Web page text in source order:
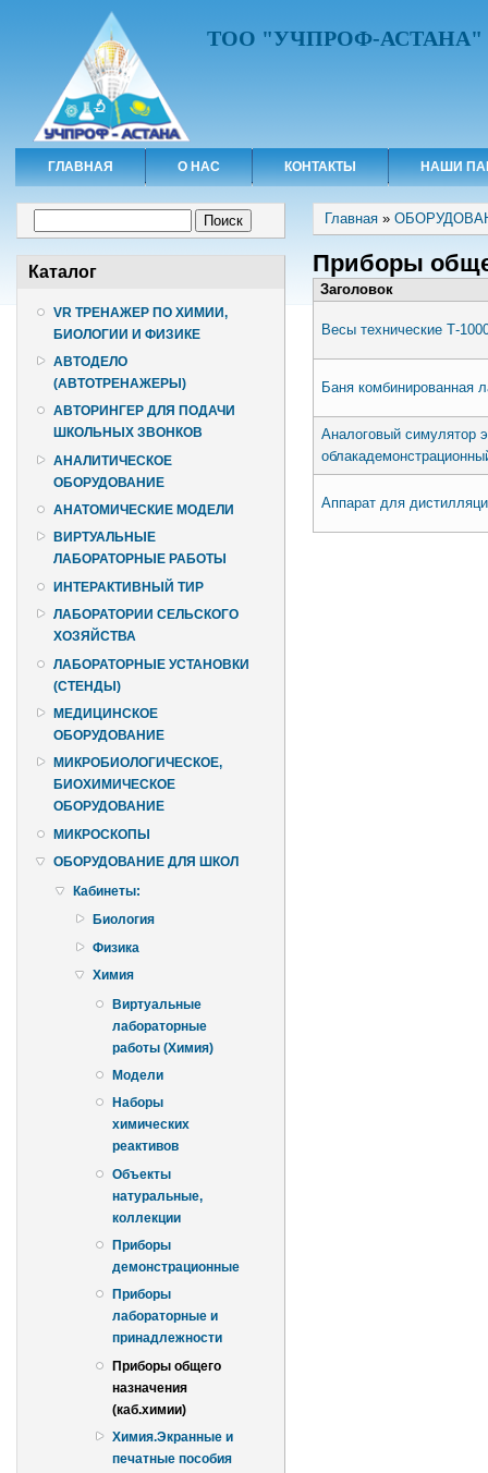
ТОО "УЧПРОФ-АСТАНА"
ГЛАВНАЯ О НАС КОНТАКТЫ НАШИ
Каталог
VR ТРЕНАЖЕР ПО ХИМИИ,
БИОЛОГИИ И ФИЗИКЕ
АВТОДЕЛО
(АВТОТРЕНАЖЕРЫ)
АВТОРИНГЕР ДЛЯ ПОДАЧИ
ШКОЛЬНЫХ ЗВОНКОВ
АНАЛИТИЧЕСКОЕ
ОБОРУДОВАНИЕ
АНАТОМИЧЕСКИЕ МОДЕЛИ
ВИРТУАЛЬНЫЕ
ЛАБОРАТОРНЫЕ РАБОТЫ
ИНТЕРАКТИВНЫЙ ТИР
ЛАБОРАТОРИИ СЕЛЬСКОГО
ХОЗЯЙСТВА
ЛАБОРАТОРНЫЕ УСТАНОВКИ
(СТЕНДЫ)
МЕДИЦИНСКОЕ
ОБОРУДОВАНИЕ
МИКРОБИОЛОГИЧЕСКОЕ,
БИОХИМИЧЕСКОЕ
ОБОРУДОВАНИЕ
МИКРОСКОПЫ
ОБОРУДОВАНИЕ ДЛЯ ШКОЛ
Кабинеты:
Биология
Физика
Химия
Виртуальные
лабораторные
работы (Химия)
Модели
Наборы
химических
реактивов
Объекты
натуральные,
коллекции
Приборы
демонстрационные
Приборы
лабораторные и
принадлежности
Приборы общего
назначения
(каб.химии)
Химия.Экранные и
печатные пособия
Вы здесь
Главная »
Приборы
Заголовок
Весы технические Т-
Баня комбинированная
Аналоговый симулятор
Аппарат для